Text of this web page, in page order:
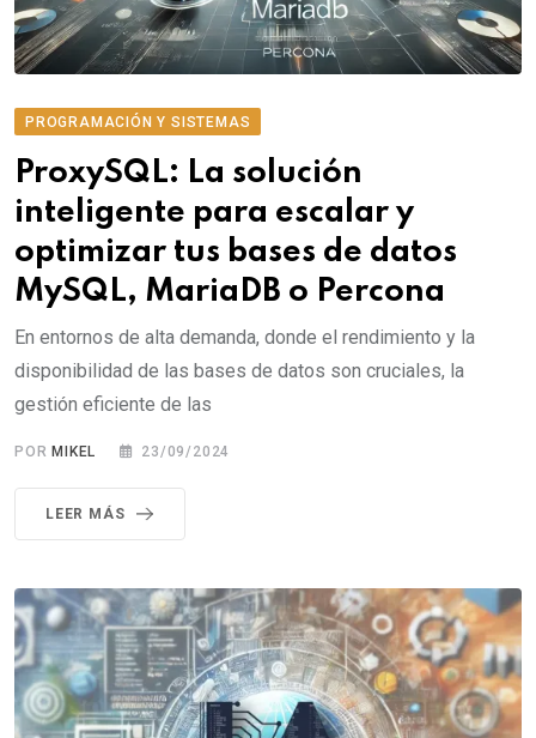
PROGRAMACIÓN Y SISTEMAS
ProxySQL: La solución
inteligente para escalar y
optimizar tus bases de datos
MySQL, MariaDB o Percona
En entornos de alta demanda, donde el rendimiento y la
disponibilidad de las bases de datos son cruciales, la
gestión eficiente de las
PORMIKEL 23/09/2024
LEER MÁS